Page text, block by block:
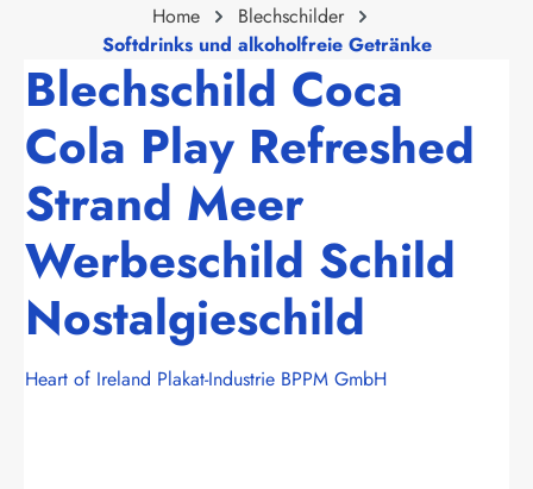
Home
Blechschilder
Softdrinks und alkoholfreie Getränke
Blechschild Coca
Cola Play Refreshed
Strand Meer
Werbeschild Schild
Nostalgieschild
Heart of Ireland Plakat-Industrie BPPM GmbH